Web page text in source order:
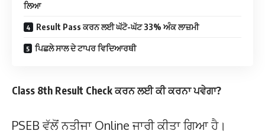
ਲਿਆ
Result Pass ਕਰਨ ਲਈ ਘੱਟੋ-ਘੱਟ 33% ਅੰਕ ਲਾਜ਼ਮੀ
ਪਿਛਲੇ ਸਾਲ ਦੇ ਟਾਪਰ ਵਿਦਿਆਰਥੀ
Class 8th Result Check ਕਰਨ ਲਈ ਕੀ ਕਰਨਾ ਪਵੇਗਾ?
PSEB ਵੱਲੋਂ ਨਤੀਜਾ Online ਜਾਰੀ ਕੀਤਾ ਗਿਆ ਹੈ।